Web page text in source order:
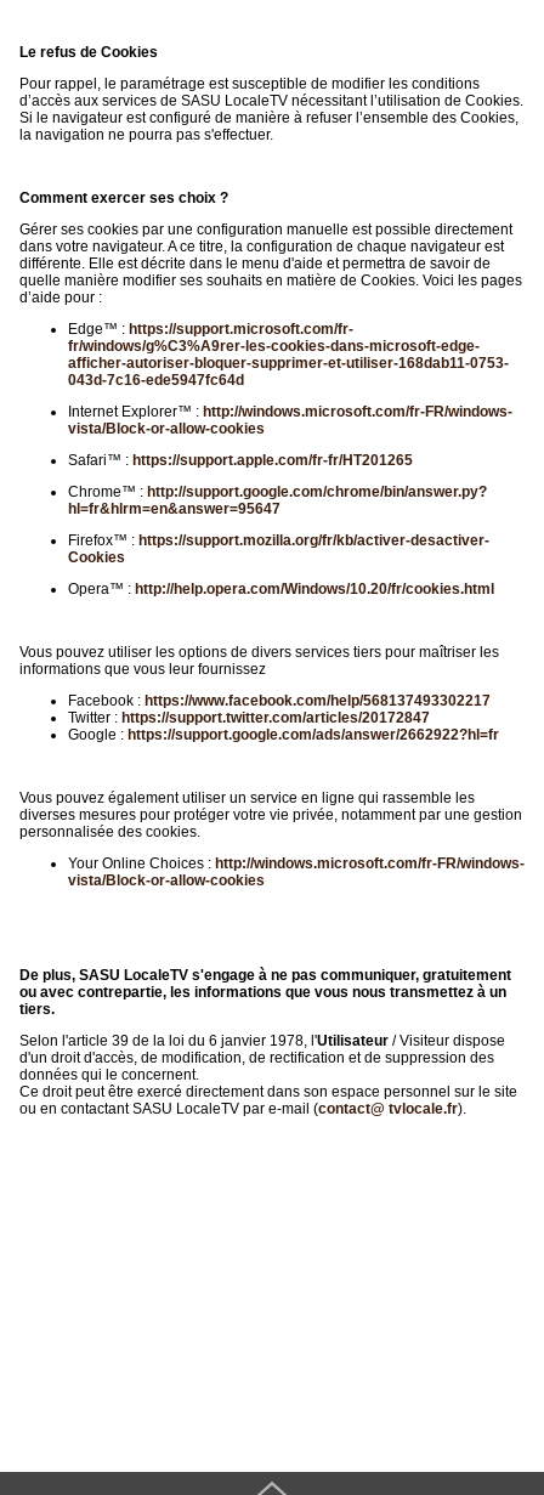
Le refus de Cookies
Pour rappel, le paramétrage est susceptible de modifier les conditions
d’accès aux services de SASU LocaleTV nécessitant l’utilisation de Cookies.
Si le navigateur est configuré de manière à refuser l’ensemble des Cookies,
la navigation ne pourra pas s'effectuer.
Comment exercer ses choix ?
Gérer ses cookies par une configuration manuelle est possible directement
dans votre navigateur. A ce titre, la configuration de chaque navigateur est
différente. Elle est décrite dans le menu d'aide et permettra de savoir de
quelle manière modifier ses souhaits en matière de Cookies. Voici les pages
d’aide pour :
Edge™ : https://support.microsoft.com/fr-
fr/windows/g%C3%A9rer-les-cookies-dans-microsoft-edge-
afficher-autoriser-bloquer-supprimer-et-utiliser-168dab11-0753-
043d-7c16-ede5947fc64d
Internet Explorer™ : http://windows.microsoft.com/fr-FR/windows-
vista/Block-or-allow-cookies
Safari™ : https://support.apple.com/fr-fr/HT201265
Chrome™ : http://support.google.com/chrome/bin/answer.py?
hl=fr&hlrm=en&answer=95647
Firefox™ : https://support.mozilla.org/fr/kb/activer-desactiver-
Cookies
Opera™ : http://help.opera.com/Windows/10.20/fr/cookies.html
Vous pouvez utiliser les options de divers services tiers pour maîtriser les
informations que vous leur fournissez
Facebook : https://www.facebook.com/help/568137493302217
Twitter : https://support.twitter.com/articles/20172847
Google : https://support.google.com/ads/answer/2662922?hl=fr
Vous pouvez également utiliser un service en ligne qui rassemble les
diverses mesures pour protéger votre vie privée, notamment par une gestion
personnalisée des cookies.
Your Online Choices : http://windows.microsoft.com/fr-FR/windows-
vista/Block-or-allow-cookies
De plus, SASU LocaleTV s'engage à ne pas communiquer, gratuitement
ou avec contrepartie, les informations que vous nous transmettez à un
tiers.
Selon l'article 39 de la loi du 6 janvier 1978, l'Utilisateur / Visiteur dispose
d'un droit d'accès, de modification, de rectification et de suppression des
données qui le concernent.
Ce droit peut être exercé directement dans son espace personnel sur le site
ou en contactant SASU LocaleTV par e-mail (contact@ tvlocale.fr).